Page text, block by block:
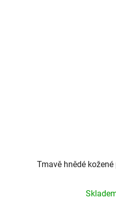
Tmavě hnědé